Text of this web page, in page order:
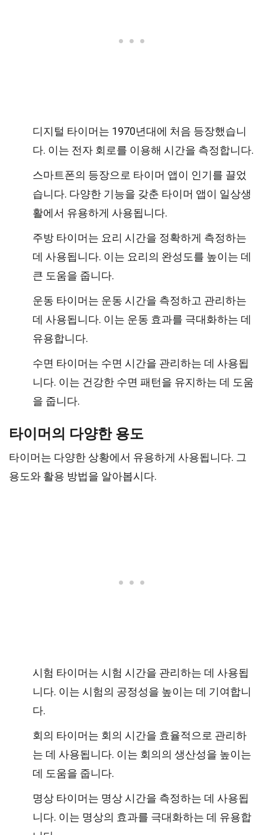
디지털 타이머는 1970년대에 처음 등장했습니
다. 이는 전자 회로를 이용해 시간을 측정합니다.
스마트폰의 등장으로 타이머 앱이 인기를 끌었
습니다. 다양한 기능을 갖춘 타이머 앱이 일상생
활에서 유용하게 사용됩니다.
주방 타이머는 요리 시간을 정확하게 측정하는
데 사용됩니다. 이는 요리의 완성도를 높이는 데
큰 도움을 줍니다.
운동 타이머는 운동 시간을 측정하고 관리하는
데 사용됩니다. 이는 운동 효과를 극대화하는 데
유용합니다.
수면 타이머는 수면 시간을 관리하는 데 사용됩
니다. 이는 건강한 수면 패턴을 유지하는 데 도움
을 줍니다.
타이머의 다양한 용도
타이머는 다양한 상황에서 유용하게 사용됩니다. 그
용도와 활용 방법을 알아봅시다.
시험 타이머는 시험 시간을 관리하는 데 사용됩
니다. 이는 시험의 공정성을 높이는 데 기여합니
다.
회의 타이머는 회의 시간을 효율적으로 관리하
는 데 사용됩니다. 이는 회의의 생산성을 높이는
데 도움을 줍니다.
명상 타이머는 명상 시간을 측정하는 데 사용됩
니다. 이는 명상의 효과를 극대화하는 데 유용합